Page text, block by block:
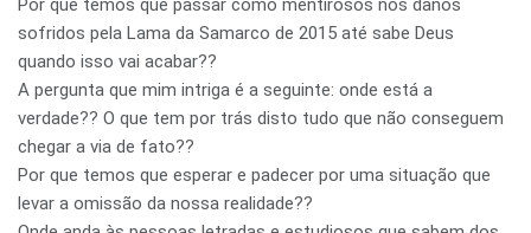
Por que temos que passar como mentirosos nos danos
sofridos pela Lama da Samarco de 2015 até sabe Deus
quando isso vai acabar??
A pergunta que mim intriga é a seguinte: onde está a
verdade?? O que tem por trás disto tudo que não conseguem
chegar a via de fato??
Por que temos que esperar e padecer por uma situação que
levar a omissão da nossa realidade??